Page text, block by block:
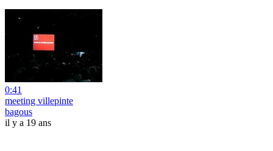
0:41
meeting villepinte
bagous
il y a 19 ans